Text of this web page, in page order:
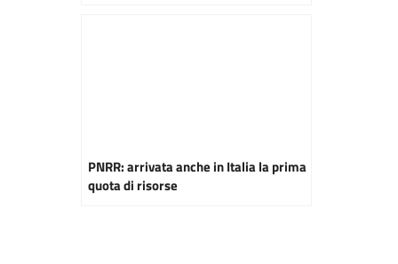
PNRR: arrivata anche in Italia la prima
quota di risorse